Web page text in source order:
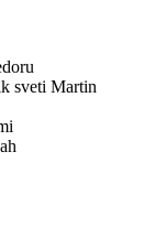
sveti Martin